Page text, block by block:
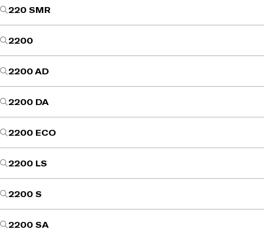
220 SMR
2200
2200 AD
2200 DA
2200 ECO
2200 LS
2200 S
2200 SA